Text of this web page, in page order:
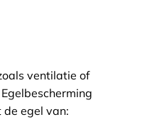
ventilatie of
egel van: